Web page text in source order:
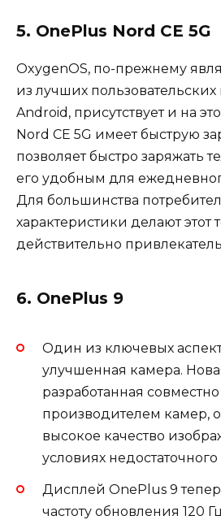
5. OnePlus Nord CE 5G
OxygenOS, по-прежнему
из лучших
Android, присутствует и на
Nord CE 5G имеет быструю
позволяет быстро заряжать
его удобным для
Для большинства
характеристики делают этот
действительно
6. OnePlus 9
Один из ключевых
улучшенная камера.
разработанная
производителем камер,
высокое качество
условиях
Дисплей OnePlus 9
частоту обновления 120